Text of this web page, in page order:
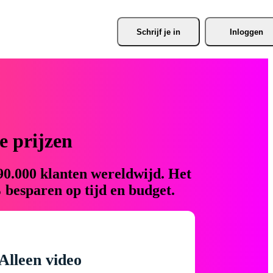
Schrijf je in Inloggen
prijzen
klanten wereldwijd. Het
op tijd en budget.
video